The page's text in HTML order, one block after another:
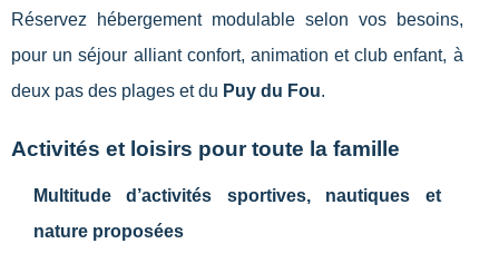
Réservez hébergement modulable selon vos besoins,
pour un séjour alliant confort, animation et club enfant, à
deux pas des plages et du Puy du Fou.
Activités et loisirs pour toute la famille
Multitude d’activités sportives, nautiques et
nature proposées